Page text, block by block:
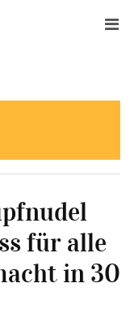
für alle
in 30